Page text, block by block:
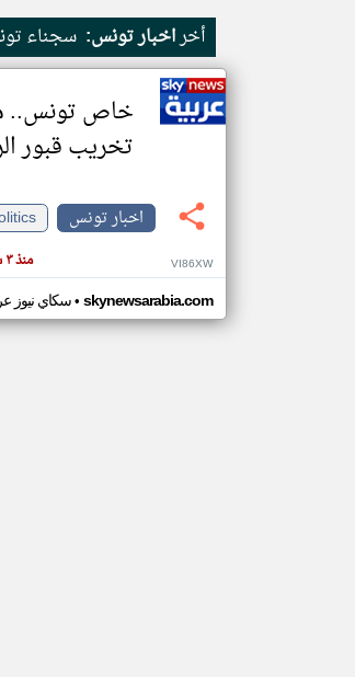
أخراخبار تونس: سجناء
خاص تونس..
تخريب قبور
اخبار تونس
منذ ٣ ساعات VI86XW
سكاي نيوز• skynewsarabia.com